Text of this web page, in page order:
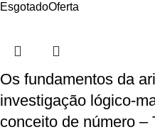
EsgotadoOferta
Os fundamentos da
investigação lógico-
conceito de número –